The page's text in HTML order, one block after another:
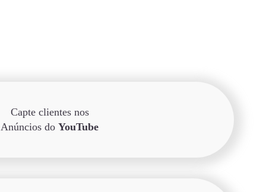
Capte clientes nos
Anúncios doYouTube